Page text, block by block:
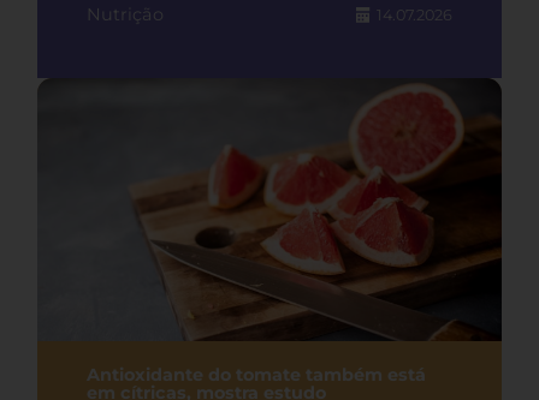
Nutrição 14.07.2026
Antioxidante do tomate também está
em cítricas, mostra estudo